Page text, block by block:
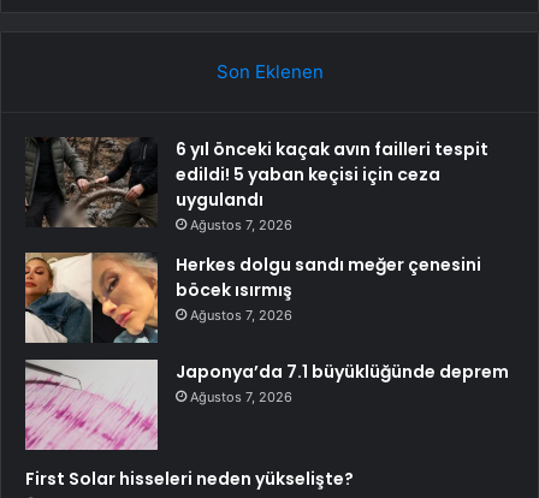
Son Eklenen
6 yıl önceki kaçak avın failleri tespit
edildi! 5 yaban keçisi için ceza
uygulandı
Ağustos 7, 2026
Herkes dolgu sandı meğer çenesini
böcek ısırmış
Ağustos 7, 2026
Japonya’da 7.1 büyüklüğünde deprem
Ağustos 7, 2026
First Solar hisseleri neden yükselişte?